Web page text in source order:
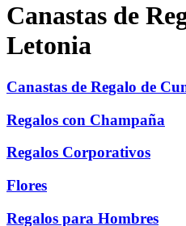
Canastas de
Letonia
Canastas de Regalo de
Regalos con Champaña
Regalos Corporativos
Flores
Regalos para Hombres